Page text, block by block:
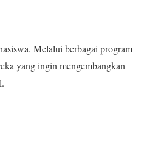
Melalui berbagai program
yang ingin mengembangkan